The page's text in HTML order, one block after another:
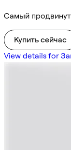
Самый
Купить сейчас
View details for